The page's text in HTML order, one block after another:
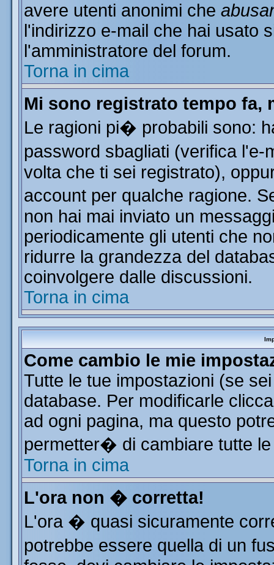
avere utenti anonimi che
l'indirizzo e-mail che hai usato
l'amministratore del forum.
Torna in cima
Mi sono registrato tempo
Le ragioni pi� probabili sono:
password sbagliati (verifica
volta che ti sei registrato),
account per qualche ragione.
non hai mai inviato un
periodicamente gli utenti che
ridurre la grandezza del
coinvolgere dalle discussioni.
Torna in cima
Come cambio le mie
Tutte le tue impostazioni (se
database. Per modificarle
ad ogni pagina, ma questo
permetter� di cambiare tutte
Torna in cima
L'ora non � corretta!
L'ora � quasi sicuramente
potrebbe essere quella di un